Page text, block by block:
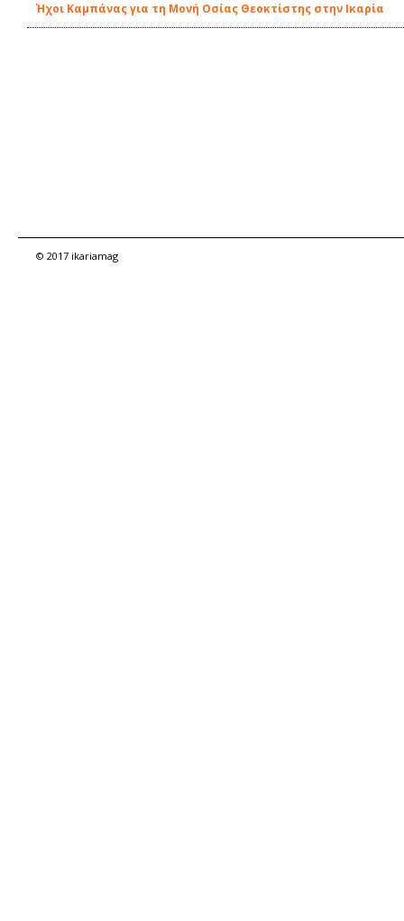
Ήχοι Καμπάνας για τη Μονή Οσίας Θεοκτίστης στην Ικαρία
© 2017 ikariamag